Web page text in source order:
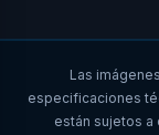
Las
especificaciones
están sujetos